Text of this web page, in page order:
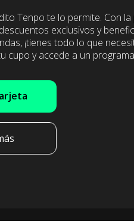
Tenpo te lo permite. Con
exclusivos y
¡tienes todo lo que
cupo y accede a un